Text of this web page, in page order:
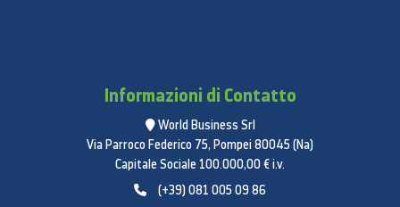
Informazioni di Contatto
World Business Srl
Via Parroco Federico 75, Pompei 80045 (Na)
Capitale Sociale 100.000,00 € i.v.
(+39) 081 005 09 86